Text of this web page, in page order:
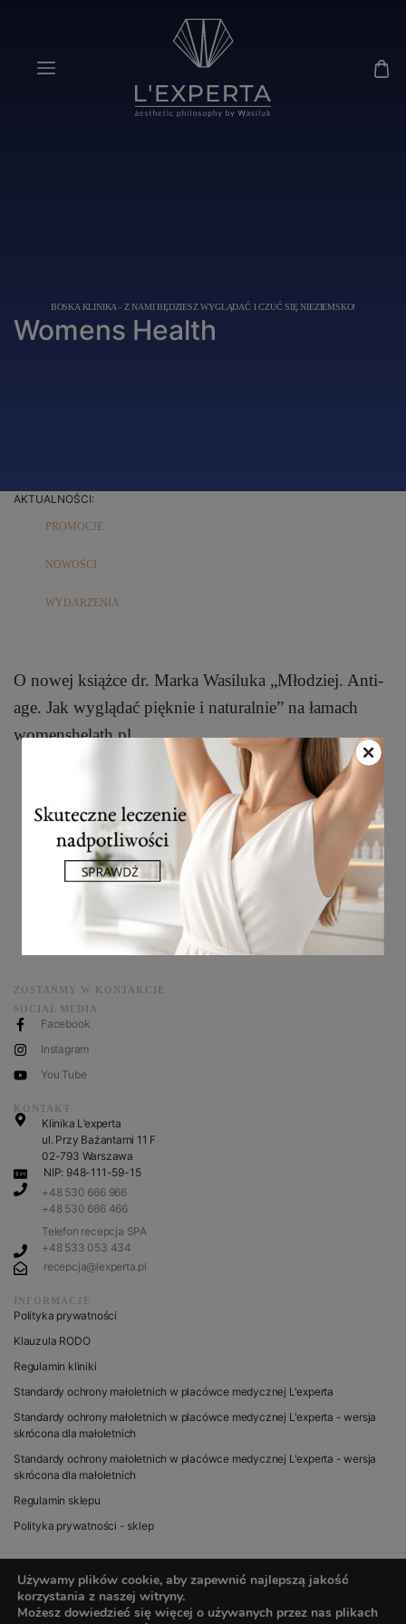
BOSKA KLINIKA - Z NAMI BĘDZIESZ WYGLĄDAĆ I CZUĆ SIĘ NIEZIEMSKO!
Womens Health
AKTUALNOŚCI:
PROMOCJE
NOWOŚCI
WYDARZENIA
O nowej książce dr. Marka Wasiluka „Młodziej. Anti-
age. Jak wyglądać pięknie i naturalnie” na łamach
womenshelath.pl
ZOSTAŃMY W KONTAKCIE
SOCIAL MEDIA
Facebook
Instagram
You Tube
KONTAKT
Klinika L’experta
ul. Przy Bażantarni 11 F
02-793 Warszawa
NIP: 948-111-59-15
+48 530 666 966
+48 530 666 466
Telefon recepcja SPA
+48 533 053 434
recepcja@lexperta.pl
INFORMACJE
Polityka prywatności
Klauzula RODO
Regulamin kliniki
Standardy ochrony małoletnich w placówce medycznej L'experta
Standardy ochrony małoletnich w placówce medycznej L'experta - wersja
skrócona dla małoletnich
Standardy ochrony małoletnich w placówce medycznej L'experta - wersja
skrócona dla małoletnich
Regulamin sklepu
Polityka prywatności - sklep
© 2020 wszystkie prawa zastrzeżone dla L’experta
Używamy plików cookie, aby zapewnić najlepszą jakość
korzystania z naszej witryny.
Możesz dowiedzieć się więcej o używanych przez nas plikach